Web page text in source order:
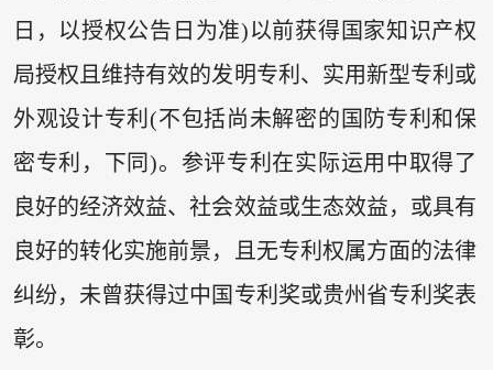
日，以授权公告日为准)以前获得国家知识产权
局授权且维持有效的发明专利、实用新型专利或
外观设计专利(不包括尚未解密的国防专利和保
密专利，下同)。参评专利在实际运用中取得了
良好的经济效益、社会效益或生态效益，或具有
良好的转化实施前景，且无专利权属方面的法律
纠纷，未曾获得过中国专利奖或贵州省专利奖表
彰。